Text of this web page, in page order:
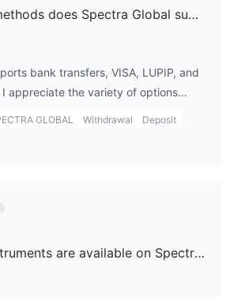
What payment methods does Spectra Global support for deposits?
bank transfers, VISA, LUPIP, and
I appreciate the variety of options
a deposit, I’d likely choose
GLOBAL Withdrawal Deposit
What trading instruments are available on Spectra Global?